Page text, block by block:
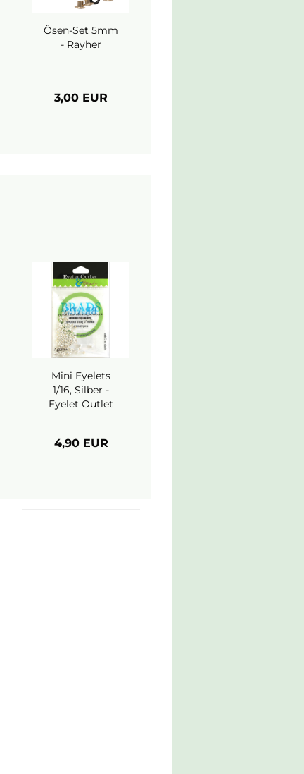
Ösen-Set 5mm
- Rayher
3,00 EUR
Mini Eyelets
1/16, Silber -
Eyelet Outlet
4,90 EUR